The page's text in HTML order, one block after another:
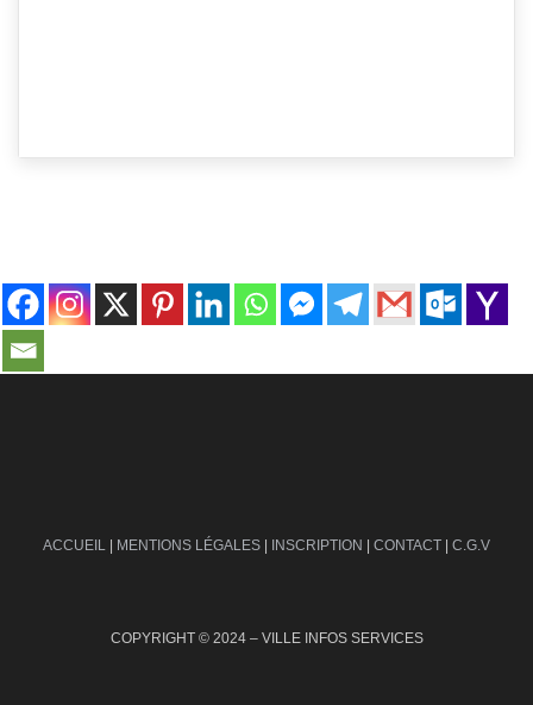
ACCUEIL | MENTIONS LÉGALES | INSCRIPTION | CONTACT | C.G.V
COPYRIGHT © 2024 – VILLE INFOS SERVICES